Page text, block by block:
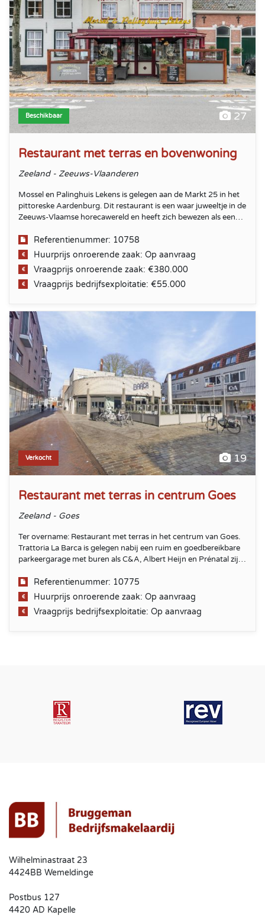
Beschikbaar 27
Restaurant met terras en bovenwoning
Zeeland - Zeeuws-Vlaanderen
Mossel en Palinghuis Lekens is gelegen aan de Markt 25 in het
pittoreske Aardenburg. Dit restaurant is een waar juweeltje in de
Zeeuws-Vlaamse horecawereld en heeft zich bewezen als een
België.Referentienummer: 10758
Huurprijs onroerende zaak: Op aanvraag
Vraagprijs onroerende zaak: €380.000
Vraagprijs bedrijfsexploitatie: €55.000
Restaurant met terras in centrum Goes
Verkocht 19
Restaurant met terras in centrum Goes
Zeeland - Goes
Ter overname: Restaurant met terras in het centrum van Goes.
Trattoria La Barca is gelegen nabij een ruim en goedbereikbare
parkeergarage met buren als C&A, Albert Heijn en Prénatal zijn
Referentienummer: 10775
Huurprijs onroerende zaak: Op aanvraag
Vraagprijs bedrijfsexploitatie: Op aanvraag
Wilhelminastraat 23
4424BB Wemeldinge
Postbus 127
4420 AD Kapelle